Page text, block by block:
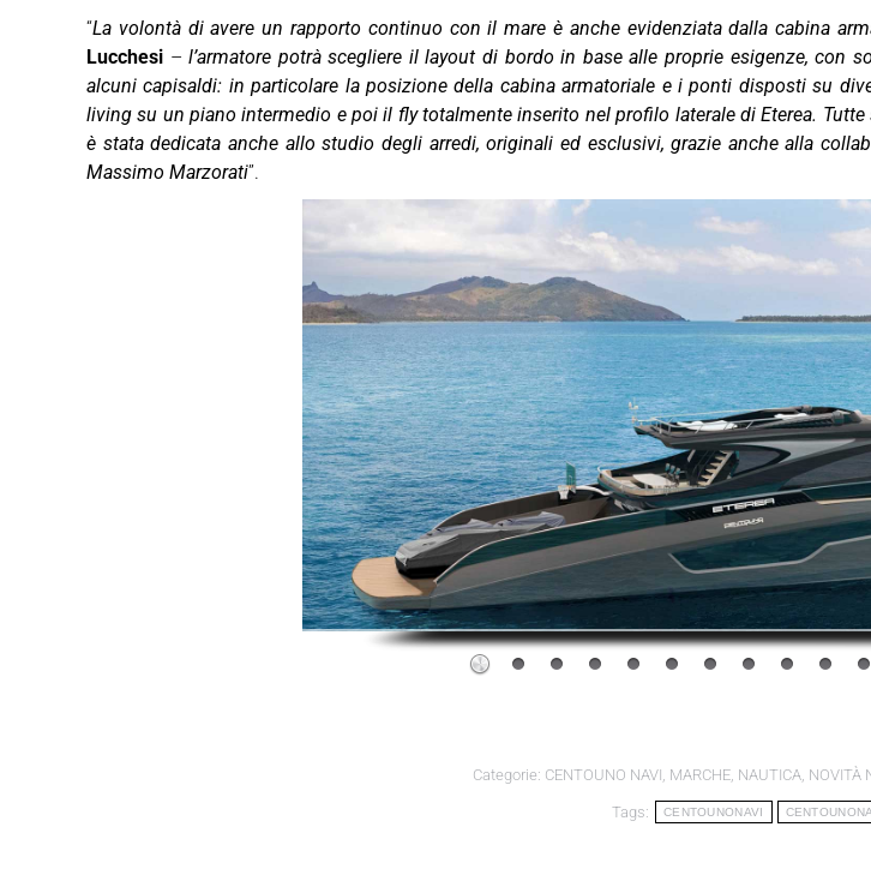
“La volontà di avere un rapporto continuo con il mare è anche evidenziata dalla cabina
Lucchesi –l’armatore potrà scegliere il layout di bordo in base alle proprie esigenze, con
alcuni capisaldi: in particolare la posizione della cabina armatoriale e i ponti disposti su
living su un piano intermedio e poi il fly totalmente inserito nel profilo laterale di Eterea.
è stata dedicata anche allo studio degli arredi, originali ed esclusivi, grazie anche alla
Massimo Marzorati”.
Categorie: CENTOUNO NAVI, MARCHE, NAUTICA, NOVITÀ
Tags: CENTOUNONAVI